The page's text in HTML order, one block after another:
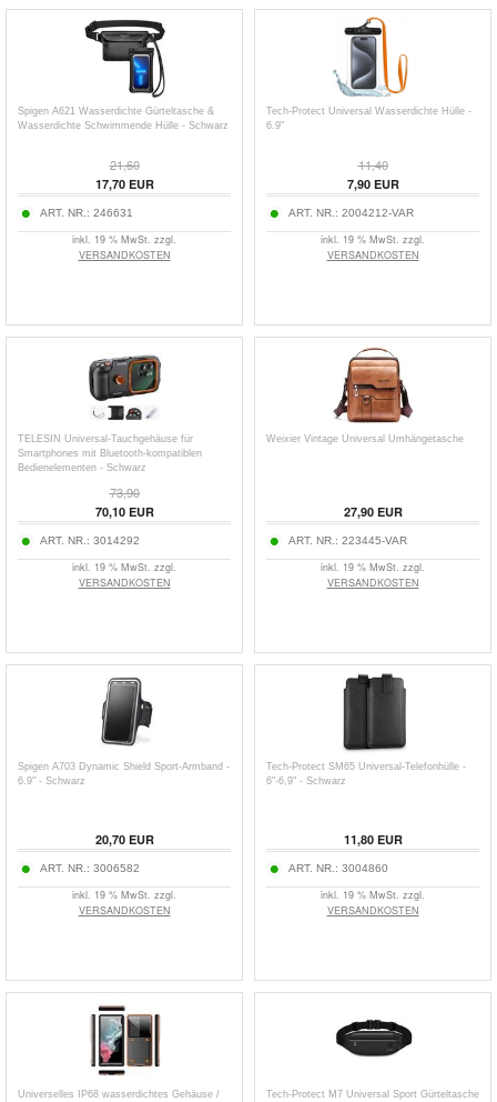
Spigen A621 Wasserdichte Gürteltasche &
Wasserdichte Schwimmende Hülle - Schwarz
21,60
17,70EUR
ART. NR.: 246631
inkl. 19 % MwSt. zzgl.
VERSANDKOSTEN
Tech-Protect Universal Wasserdichte Hülle -
6.9"
11,40
7,90EUR
ART. NR.: 2004212-VAR
inkl. 19 % MwSt. zzgl.
VERSANDKOSTEN
TELESIN Universal-Tauchgehäuse für
Smartphones mit Bluetooth-kompatiblen
Bedienelementen - Schwarz
73,90
70,10EUR
ART. NR.: 3014292
inkl. 19 % MwSt. zzgl.
VERSANDKOSTEN
Weixier Vintage Universal Umhängetasche
27,90EUR
ART. NR.: 223445-VAR
inkl. 19 % MwSt. zzgl.
VERSANDKOSTEN
Spigen A703 Dynamic Shield Sport-Armband -
6.9" - Schwarz
20,70EUR
ART. NR.: 3006582
inkl. 19 % MwSt. zzgl.
VERSANDKOSTEN
Tech-Protect SM65 Universal-Telefonhülle -
6"-6,9" - Schwarz
11,80EUR
ART. NR.: 3004860
inkl. 19 % MwSt. zzgl.
VERSANDKOSTEN
Universelles IP68 wasserdichtes Gehäuse /
Tech-Protect M7 Universal Sport Gürteltasche